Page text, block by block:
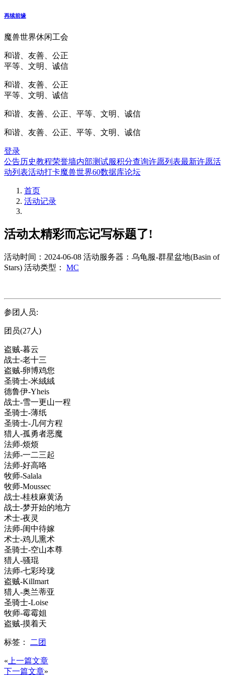
再续前缘
魔兽世界休闲工会
和谐、友善、公正
平等、文明、诚信
和谐、友善、公正
平等、文明、诚信
和谐、友善、公正、平等、文明、诚信
和谐、友善、公正、平等、文明、诚信
登录
公告历史教程荣誉墙内部测试服积分查询许愿列表最新许愿活
动列表活动打卡魔兽世界60数据库论坛
首页
活动记录
活动太精彩而忘记写标题了!
活动时间：2024-06-08 活动服务器：乌龟服-群星盆地(Basin of
Stars) 活动类型： MC
参团人员:
团员(27人)
盗贼-暮云
战士-老十三
盗贼-卵博鸡您
圣骑士-米絨絨
德鲁伊-Yheis
战士-雪一更山一程
圣骑士-薄纸
圣骑士-几何方程
猎人-孤勇者恶魔
法师-烦烦
法师-一二三起
法师-好高咯
牧师-Salala
牧师-Moussec
战士-桂枝麻黄汤
战士-梦开始的地方
术士-夜灵
法师-闺中待嫁
术士-鸡儿熏术
圣骑士-空山本尊
猎人-骚琨
法师-七彩玲珑
盗贼-Killmart
猎人-奥兰蒂亚
圣骑士-Loise
牧师-霉霉姐
盗贼-摸着天
标签： 二团
« 上一篇文章
下一篇文章»